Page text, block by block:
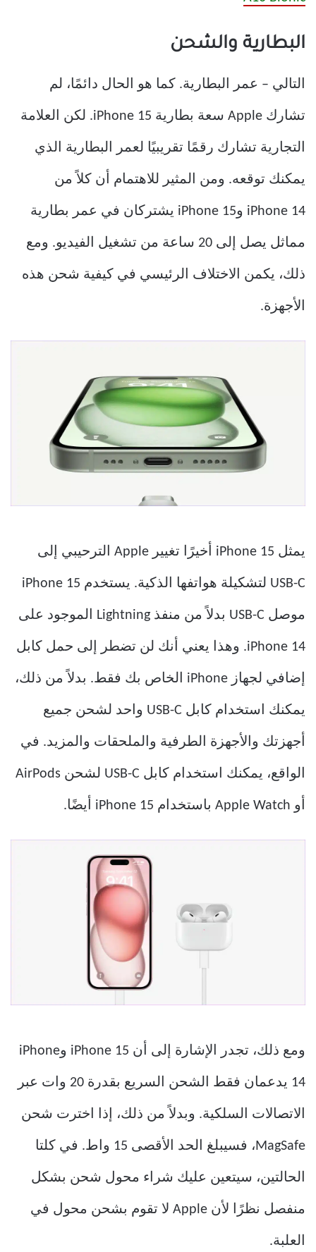
البطارية والشحن
التالي – عمر البطارية. كما هو الحال دائمًا، لم
تشارك Apple سعة بطارية iPhone 15. لكن العلامة
التجارية تشارك رقمًا تقريبيًا لعمر البطارية الذي
يمكنك توقعه. ومن المثير للاهتمام أن كلاً من
iPhone 14 وiPhone 15 يشتركان في عمر بطارية
مماثل يصل إلى 20 ساعة من تشغيل الفيديو. ومع
ذلك، يكمن الاختلاف الرئيسي في كيفية شحن هذه
الأجهزة.
يمثل iPhone 15 أخيرًا تغيير Apple الترحيبي إلى
USB-C لتشكيلة هواتفها الذكية. يستخدم iPhone 15
موصل USB-C بدلاً من منفذ Lightning الموجود على
iPhone 14. وهذا يعني أنك لن تضطر إلى حمل كابل
إضافي لجهاز iPhone الخاص بك فقط. بدلاً من ذلك،
يمكنك استخدام كابل USB-C واحد لشحن جميع
أجهزتك والأجهزة الطرفية والملحقات والمزيد. في
الواقع، يمكنك استخدام كابل USB-C لشحن AirPods
أو Apple Watch باستخدام iPhone 15 أيضًا.
ومع ذلك، تجدر الإشارة إلى أن iPhone 15 وiPhone
14 يدعمان فقط الشحن السريع بقدرة 20 وات عبر
الاتصالات السلكية. وبدلاً من ذلك، إذا اخترت شحن
MagSafe، فسيبلغ الحد الأقصى 15 واط. في كلتا
الحالتين، سيتعين عليك شراء محول شحن بشكل
منفصل نظرًا لأن Apple لا تقوم بشحن محول في
العلبة.